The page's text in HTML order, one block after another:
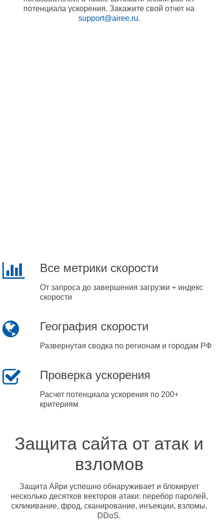
потенциала ускорения. Закажите свой отчет на
support@airee.ru.
Все метрики скорости
От запроса до завершения загрузки + индекс
скорости
География скорости
Развернутая сводка по регионам и городам РФ
Проверка ускорения
Расчет потенциала ускорения по 200+
критериям
Защита сайта от атак и
взломов
Защита Айри успешно обнаруживает и блокирует
несколько десятков векторов атаки: перебор паролей,
скликивание, фрод, сканирование, инъекции, взломы,
DDoS.